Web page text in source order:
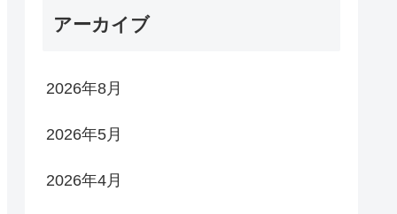
アーカイブ
2026年8月
2026年5月
2026年4月